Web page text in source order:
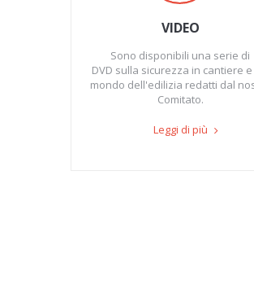
VIDEO
Sono disponibili una serie di
DVD sulla sicurezza in cantiere
mondo dell'edilizia redatti dal
Comitato.
Leggi di più